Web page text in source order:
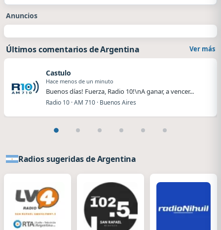
Anuncios
Últimos comentarios de Argentina Ver más
Castulo
Hace menos de un minuto
Buenos días! Fuerza, Radio 10!\nA ganar, a vencer...
Radio 10 · AM 710 · Buenos Aires
Radios sugeridas de Argentina